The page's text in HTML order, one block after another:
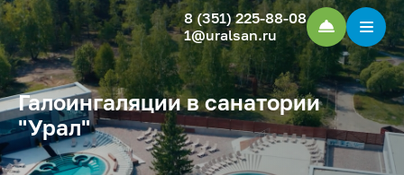
8 (351) 225-88-08
1@uralsan.ru
Галоингаляции в санатории
"Урал"